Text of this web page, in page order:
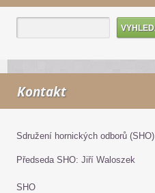
Kontakt
Sdružení hornických odborů (SHO)
Předseda SHO: Jiří Waloszek
SHO